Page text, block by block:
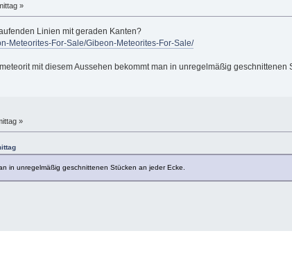
»
Linien mit geraden Kanten?
Meteorites-For-Sale/Gibeon-Meteorites-For-Sale/
mit diesem Aussehen bekommt man in unregelmäßig geschnittenen
»
in unregelmäßig geschnittenen Stücken an jeder Ecke.